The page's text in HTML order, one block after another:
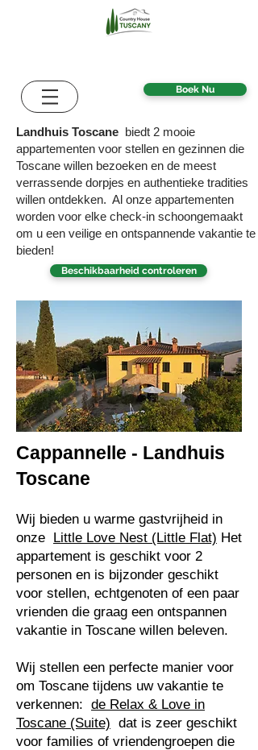
Boek Nu
Landhuis Toscane biedt 2 mooie
appartementen voor stellen en gezinnen die
Toscane willen bezoeken en de meest
verrassende dorpjes en authentieke tradities
willen ontdekken. Al onze appartementen
worden voor elke check-in schoongemaakt
om u een veilige en ontspannende vakantie te
bieden!
Beschikbaarheid controleren
Cappannelle - Landhuis
Toscane
Wij bieden u warme gastvrijheid in
onze Little Love Nest (Little Flat) Het
appartement is geschikt voor 2
personen en is bijzonder geschikt
voor stellen, echtgenoten of een paar
vrienden die graag een ontspannen
vakantie in Toscane willen beleven.
Wij stellen een perfecte manier voor
om Toscane tijdens uw vakantie te
verkennen: de Relax & Love in
Toscane (Suite) dat is zeer geschikt
voor families of vriendengroepen die